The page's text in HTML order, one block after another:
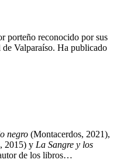
porteño reconocido por sus
Valparaíso. Ha publicado
negro (Montacerdos, 2021),
2015) y La Sangre y los
de los libros…